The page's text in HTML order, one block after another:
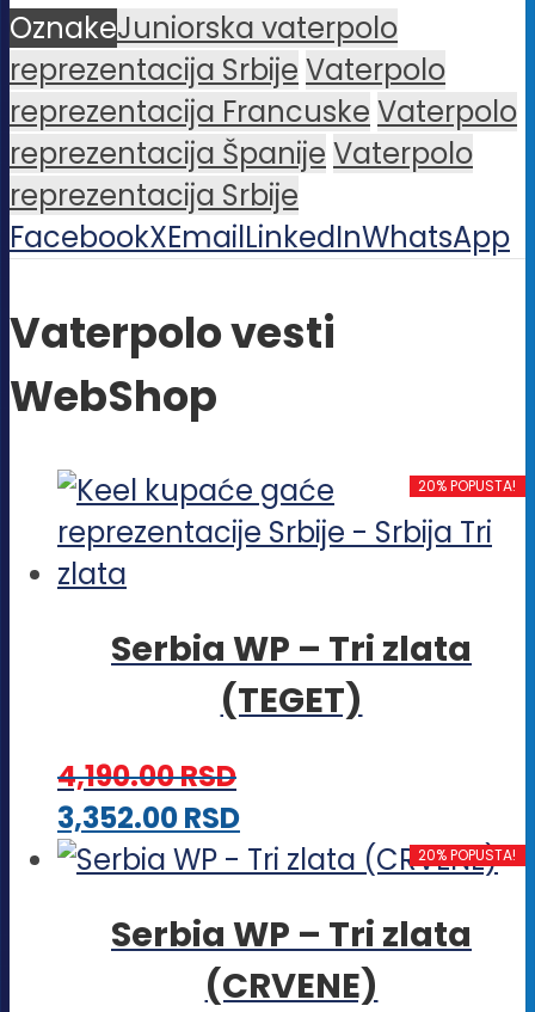
OznakeJuniorska vaterpolo
reprezentacija Srbije Vaterpolo
reprezentacija Francuske Vaterpolo
reprezentacija Španije Vaterpolo
reprezentacija Srbije
FacebookXEmailLinkedInWhatsApp
Vaterpolo vesti
WebShop
20% POPUSTA!
Serbia WP – Tri zlata
(TEGET)
4,190.00RSD
3,352.00RSDOvaj
proizvod
više
varijanti.
20% POPUSTA!
Serbia WP – Tri zlata
(CRVENE)